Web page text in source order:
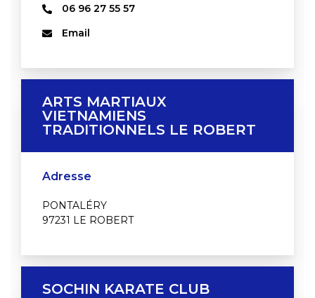
06 96 27 55 57
Email
ARTS MARTIAUX
VIETNAMIENS
TRADITIONNELS LE ROBERT
Adresse
PONTALÉRY
97231 LE ROBERT
SOCHIN KARATE CLUB